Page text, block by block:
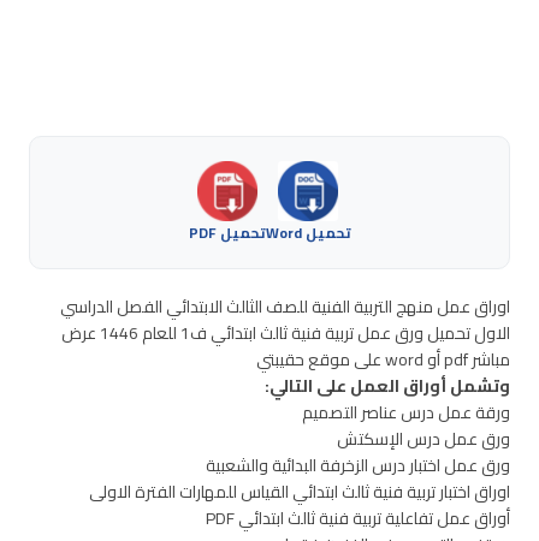
تحميل Word تحميل PDF
اوراق عمل منهج التربية الفنية للصف الثالث الابتدائي الفصل الدراسي
الاول تحميل ورق عمل تربية فنية ثالث ابتدائي ف1 للعام 1446 عرض
مباشر pdf أو word على موقع حقيبتي
وتشمل أوراق العمل على التالي:
ورقة عمل درس عناصر التصميم
ورق عمل درس الإسكتش
ورق عمل اختبار درس الزخرفة البدائية والشعبية
اوراق اختبار تربية فنية ثالث ابتدائي القياس للمهارات الفترة الاولى
أوراق عمل تفاعلية تربية فنية ثالث ابتدائي PDF